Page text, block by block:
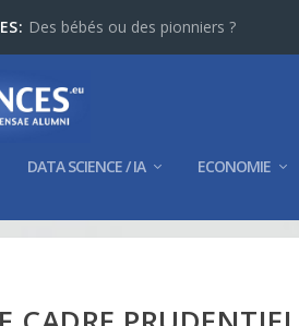
Des bébés ou des pionniers ?
DATA SCIENCE / IA ECONOMIE